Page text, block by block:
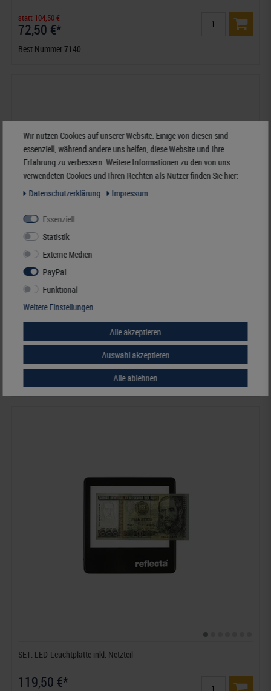
statt 104,50 €
72,50 €*
Best.Nummer 7140
Netzteil für LED-Leuchtplatte
20,50 €*
SET: LED-Leuchtplatte inkl. Netzteil
119,50 €*
Wir nutzen Cookies auf unserer Website. Einige von diesen sind
essenziell, während andere uns helfen, diese Website und Ihre
Erfahrung zu verbessern. Weitere Informationen zu den von uns
verwendeten Cookies und Ihren Rechten als Nutzer finden Sie hier:
Daten­schutz­erklärung
Impressum
Essenziell
Statistik
Externe Medien
PayPal
Funktional
Weitere Einstellungen
Alle akzeptieren
Auswahl akzeptieren
Alle ablehnen